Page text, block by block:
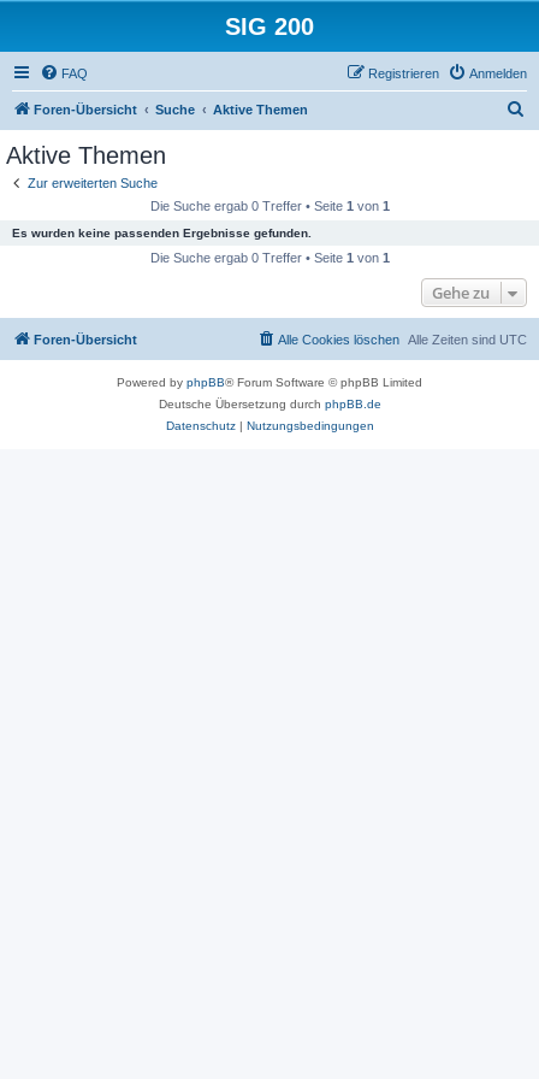
SIG 200
FAQ Anmelden
Registrieren
Foren-Übersicht Suche Aktive Themen
Aktive Themen
Zur erweiterten Suche
Die Suche ergab 0 Treffer • Seite 1 von 1
Es wurden keine passenden Ergebnisse gefunden.
Die Suche ergab 0 Treffer • Seite 1 von 1
Gehe zu
Foren-Übersicht Alle Zeiten sind UTC
Alle Cookies löschen
Powered by phpBB® Forum Software © phpBB Limited
Deutsche Übersetzung durch phpBB.de
Datenschutz| Nutzungsbedingungen